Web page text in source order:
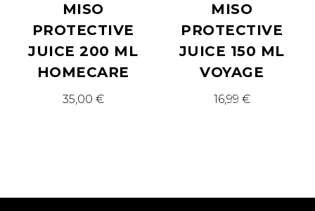
MISO
PROTECTIVE
JUICE 200 ML
HOMECARE
35,00 €
MISO
PROTECTIVE
JUICE 150 ML
VOYAGE
16,99 €